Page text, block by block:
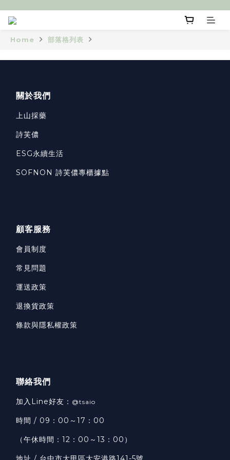
Home 部落格列表
關於我們
上山採藥
詩芙儂
ESG永續生活
SOFNON 詩芙儂專櫃據點
顧客服務
會員制度
常見問題
運送政策
退換貨政策
條款與隱私權政策
聯絡我們
加入Line好友： @tsaio
時間 / 09：00～17：00
（午休時間：12：00～13：00）